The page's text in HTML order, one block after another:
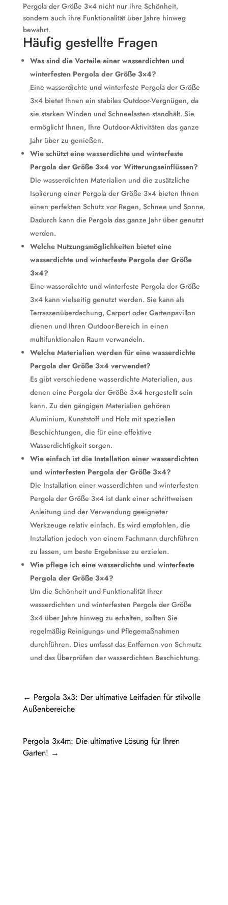
Pergola der Größe 3×4 nicht nur ihre Schönheit,
sondern auch ihre Funktionalität über Jahre hinweg
bewahrt.
Häufig gestellte Fragen
Was sind die Vorteile einer wasserdichten und
winterfesten Pergola der Größe 3×4?
Eine wasserdichte und winterfeste Pergola der Größe
3×4 bietet Ihnen ein stabiles Outdoor-Vergnügen, da
sie starken Winden und Schneelasten standhält. Sie
ermöglicht Ihnen, Ihre Outdoor-Aktivitäten das ganze
Jahr über zu genießen.
Wie schützt eine wasserdichte und winterfeste
Pergola der Größe 3×4 vor Witterungseinflüssen?
Die wasserdichten Materialien und die zusätzliche
Isolierung einer Pergola der Größe 3×4 bieten Ihnen
einen perfekten Schutz vor Regen, Schnee und Sonne.
Dadurch kann die Pergola das ganze Jahr über genutzt
werden.
Welche Nutzungsmöglichkeiten bietet eine
wasserdichte und winterfeste Pergola der Größe
3×4?
Eine wasserdichte und winterfeste Pergola der Größe
3×4 kann vielseitig genutzt werden. Sie kann als
Terrassenüberdachung, Carport oder Gartenpavillon
dienen und Ihren Outdoor-Bereich in einen
multifunktionalen Raum verwandeln.
Welche Materialien werden für eine wasserdichte
Pergola der Größe 3×4 verwendet?
Es gibt verschiedene wasserdichte Materialien, aus
denen eine Pergola der Größe 3×4 hergestellt sein
kann. Zu den gängigen Materialien gehören
Aluminium, Kunststoff und Holz mit speziellen
Beschichtungen, die für eine effektive
Wasserdichtigkeit sorgen.
Wie einfach ist die Installation einer wasserdichten
und winterfesten Pergola der Größe 3×4?
Die Installation einer wasserdichten und winterfesten
Pergola der Größe 3×4 ist dank einer schrittweisen
Anleitung und der Verwendung geeigneter
Werkzeuge relativ einfach. Es wird empfohlen, die
Installation jedoch von einem Fachmann durchführen
zu lassen, um beste Ergebnisse zu erzielen.
Wie pflege ich eine wasserdichte und winterfeste
Pergola der Größe 3×4?
Um die Schönheit und Funktionalität Ihrer
wasserdichten und winterfesten Pergola der Größe
3×4 über Jahre hinweg zu erhalten, sollten Sie
regelmäßig Reinigungs- und Pflegemaßnahmen
durchführen. Dies umfasst das Entfernen von Schmutz
und das Überprüfen der wasserdichten Beschichtung.
← Pergola 3x3: Der ultimative Leitfaden für stilvolle
Außenbereiche
Pergola 3x4m: Die ultimative Lösung für Ihren
Garten! →